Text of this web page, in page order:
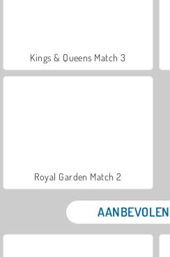
Kings & Queens Match 3
Royal Garden Match 2